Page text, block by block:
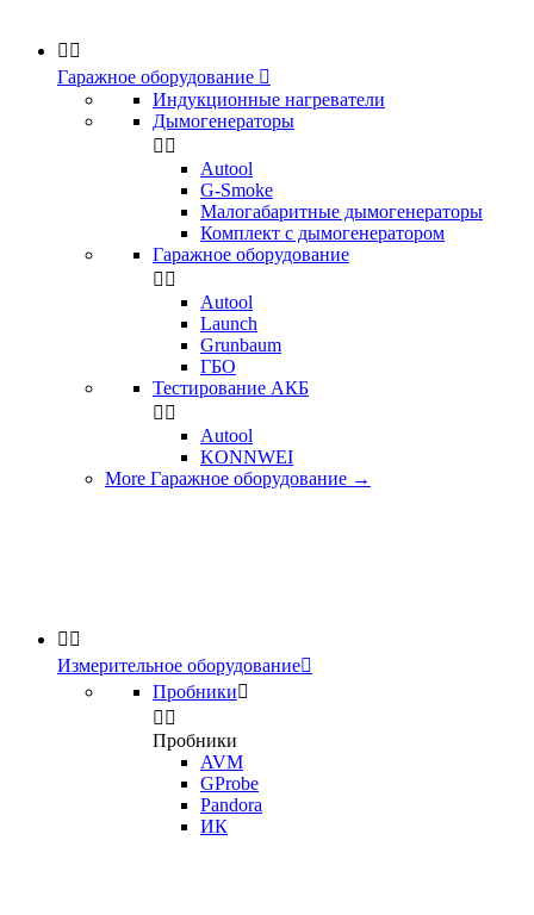
 
Гаражное оборудование 
Индукционные нагреватели
Дымогенераторы
 
Аutool
G-Smoke
Малогабаритные дымогенераторы
Комплект с дымогенератором
Гаражное оборудование
 
Autool
Launch
Grunbaum
ГБО
Тестирование АКБ
 
Autool
KONNWEI
More Гаражное оборудование →
 
Измерительное оборудование
Пробники
 
Пробники
AVM
GProbe
Pandora
ИК